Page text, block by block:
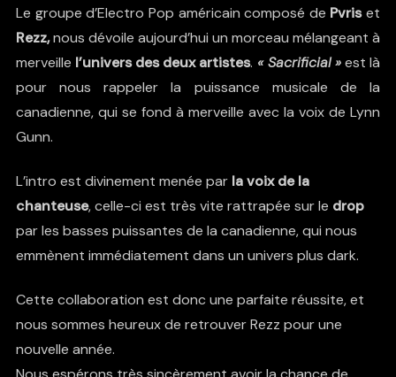
Le groupe d’Electro Pop américain composé de Pvriset
Rezz,nous dévoile aujourd’hui un morceau mélangeant à
merveille l’univers des deux artistes. « Sacrificial »est là
pour nous rappeler la puissance musicale de la
canadienne, qui se fond à merveille avec la voix de Lynn
Gunn.
L’intro est divinement menée parla voix de la
chanteuse, celle-ci est très vite rattrapée sur le drop
par les basses puissantes de la canadienne, qui nous
emmènent immédiatement dans un univers plus dark.
Cette collaboration est donc une parfaite réussite, et
nous sommes heureux de retrouver Rezz pour une
nouvelle année.